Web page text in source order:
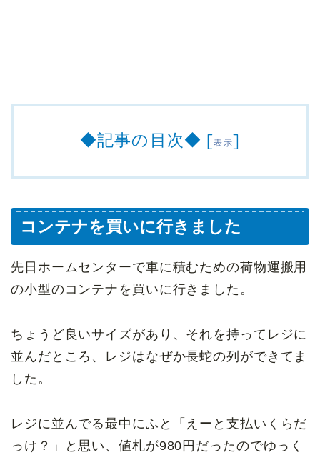
◆記事の目次◆ [表示]
コンテナを買いに行きました
先日ホームセンターで車に積むための荷物運搬用
の小型のコンテナを買いに行きました。
ちょうど良いサイズがあり、それを持ってレジに
並んだところ、レジはなぜか長蛇の列ができてま
した。
レジに並んでる最中にふと「えーと支払いくらだ
っけ？」と思い、値札が980円だったのでゆっく